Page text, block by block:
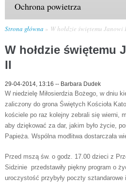
Ochrona powietrza
Strona główna W hołdzie świętemu Janowi
W hołdzie świętemu
II
29-04-2014, 13:16 -- Barbara Dudek
W niedzielę Miłosierdzia Bożego, w dniu
zaliczony do grona Świętych Kościoła
kościele po raz kolejny zebrali się wierni,
aby dziękować za dar, jakim było życie,
Papieża. Wspólna modlitwa dostarczała
Przed mszą św. o godz. 17.00 dzieci z
Sidzinie przedstawiły piękny program o
uroczystość przybyły poczty